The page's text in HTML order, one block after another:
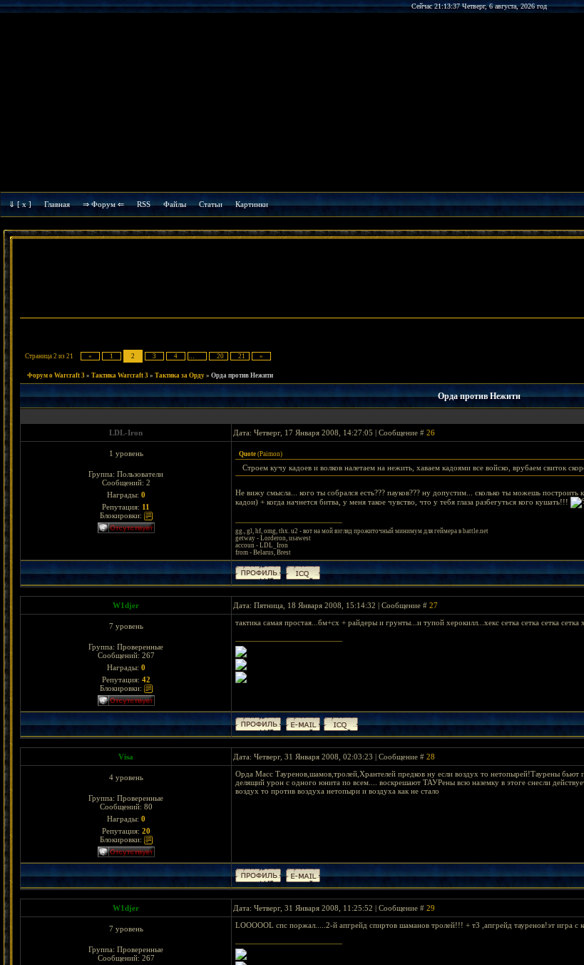
Сейчас 21:13:37 Четверг, 6 августа, 2026 год
⇓ [ x ] Главная ⇒ Форум ⇐ RSS Файлы Cтатьи Картинки
Страница 2 из 21 « 1 2 3 4 … 20 21 »
Форум о Warcraft 3 » Тактика Warcraft 3 » Тактика за Орду » Орда против Нежити
Орда против Нежити
LDL-Iron Дата: Четверг, 17 Января 2008, 14:27:05 | Сообщение # 26
1 уровень
Группа: Пользователи
Сообщений: 2
Награды: 0
Репутация: 11
Блокировки:
Quote (Paimon)
Строем кучу кадоев и волков налетаем на нежить, хаваем кадоями все войско, врубаем свиток
Не вижу смысла... кого ты собрался есть??? пауков??? ну допустим... сколько ты можешь
кадои) + когда начнется битва, у меня такое чувство, что у тебя глаза разбегуться кого кушать!!!
gg., gl, hf, omg, thx. u2 - вот на мой взгляд прожиточный минимум для геймера в battle.net
getway - Lorderon, usawest
accoun - LDL_Iron
from - Belarus, Brest
W1djer Дата: Пятница, 18 Января 2008, 15:14:32 | Сообщение # 27
7 уровень
Группа: Проверенные
Сообщений: 267
Награды: 0
Репутация: 42
Блокировки:
тактика самая простая...бм+сх + райдеры и грунты...и тупой херокилл...хекс сетка сетка сетка сетка
Visa Дата: Четверг, 31 Января 2008, 02:03:23 | Сообщение # 28
4 уровень
Группа: Проверенные
Сообщений: 80
Награды: 0
Репутация: 20
Блокировки:
Орда Масс Тауренов,шамов,тролей,Хрантелей предков ну если воздух то нетопырей!Таурены
делящий урон с одного юнита по всем.... воскрешают ТАУРены всю наземку в этоге снесли
воздух то против воздуха нетопыри и воздуха как не стало
W1djer Дата: Четверг, 31 Января 2008, 11:25:52 | Сообщение # 29
7 уровень
Группа: Проверенные
Сообщений: 267
LOOOOOL спс поржал.....2-й апгрейд спиртов шаманов тролей!!! + т3 ,апгрейд тауренов!эт игра с